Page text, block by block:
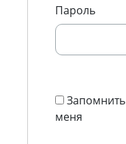
Пароль
Запомнить
меня